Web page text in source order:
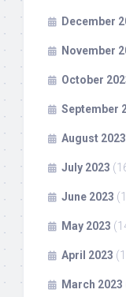
December
November
October
September
August 2023
July 2023
June 2023
May 2023
April 2023
March 2023